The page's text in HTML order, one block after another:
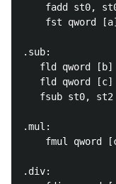
fadd st0,
    fst qword [a]
.sub:
   fld qword [b]
   fld qword [c]
   fsub st0, st2
.mul:
fmul qword
.div: